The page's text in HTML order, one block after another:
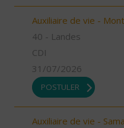
Auxiliaire de vie -
40 - Landes
CDI
31/07/2026
POSTULER
Auxiliaire de vie -